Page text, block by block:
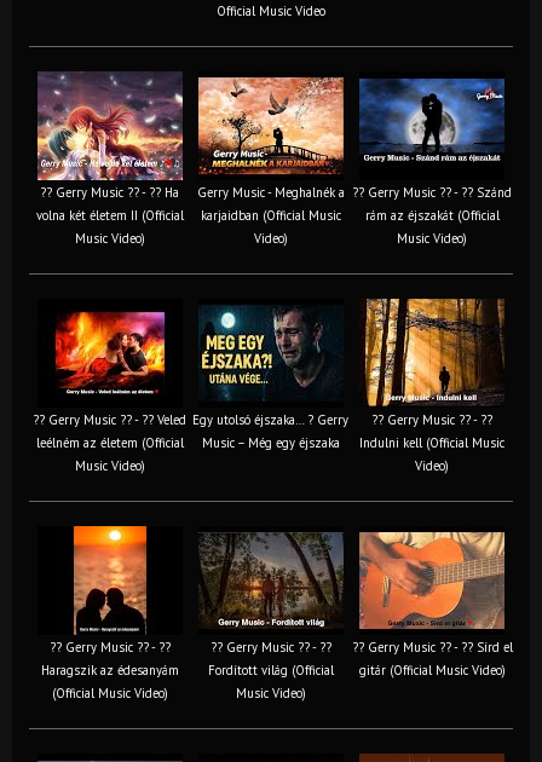
Official Music Video
?? Gerry Music ?? - ?? Ha
volna két életem II (Official
Music Video)
Gerry Music - Meghalnék a
karjaidban (Official Music
Video)
?? Gerry Music ?? - ?? Szánd
rám az éjszakát (Official
Music Video)
?? Gerry Music ?? - ?? Veled
leélném az életem (Official
Music Video)
Egy utolsó éjszaka… ? Gerry
Music – Még egy éjszaka
?? Gerry Music ?? - ??
Indulni kell (Official Music
Video)
?? Gerry Music ?? - ??
Haragszik az édesanyám
(Official Music Video)
?? Gerry Music ?? - ??
Fordított világ (Official
Music Video)
?? Gerry Music ?? - ?? Sírd el
gitár (Official Music Video)